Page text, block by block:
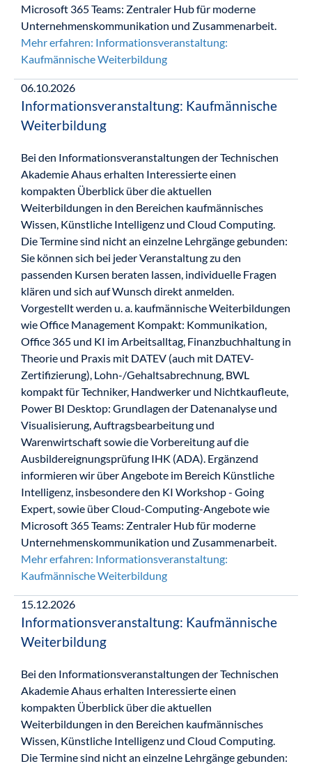
Microsoft 365 Teams: Zentraler Hub für moderne
Unternehmenskommunikation und Zusammenarbeit.
Mehr erfahren: Informationsveranstaltung:
Kaufmännische Weiterbildung
06.10.2026
Informationsveranstaltung: Kaufmännische
Weiterbildung
Bei den Informationsveranstaltungen der Technischen
Akademie Ahaus erhalten Interessierte einen
kompakten Überblick über die aktuellen
Weiterbildungen in den Bereichen kaufmännisches
Wissen, Künstliche Intelligenz und Cloud Computing.
Die Termine sind nicht an einzelne Lehrgänge gebunden:
Sie können sich bei jeder Veranstaltung zu den
passenden Kursen beraten lassen, individuelle Fragen
klären und sich auf Wunsch direkt anmelden.
Vorgestellt werden u. a. kaufmännische Weiterbildungen
wie Office Management Kompakt: Kommunikation,
Office 365 und KI im Arbeitsalltag, Finanzbuchhaltung in
Theorie und Praxis mit DATEV (auch mit DATEV-
Zertifizierung), Lohn-/Gehaltsabrechnung, BWL
kompakt für Techniker, Handwerker und Nichtkaufleute,
Power BI Desktop: Grundlagen der Datenanalyse und
Visualisierung, Auftragsbearbeitung und
Warenwirtschaft sowie die Vorbereitung auf die
Ausbildereignungsprüfung IHK (ADA). Ergänzend
informieren wir über Angebote im Bereich Künstliche
Intelligenz, insbesondere den KI Workshop - Going
Expert, sowie über Cloud-Computing-Angebote wie
Microsoft 365 Teams: Zentraler Hub für moderne
Unternehmenskommunikation und Zusammenarbeit.
Mehr erfahren: Informationsveranstaltung:
Kaufmännische Weiterbildung
15.12.2026
Informationsveranstaltung: Kaufmännische
Weiterbildung
Bei den Informationsveranstaltungen der Technischen
Akademie Ahaus erhalten Interessierte einen
kompakten Überblick über die aktuellen
Weiterbildungen in den Bereichen kaufmännisches
Wissen, Künstliche Intelligenz und Cloud Computing.
Die Termine sind nicht an einzelne Lehrgänge gebunden: